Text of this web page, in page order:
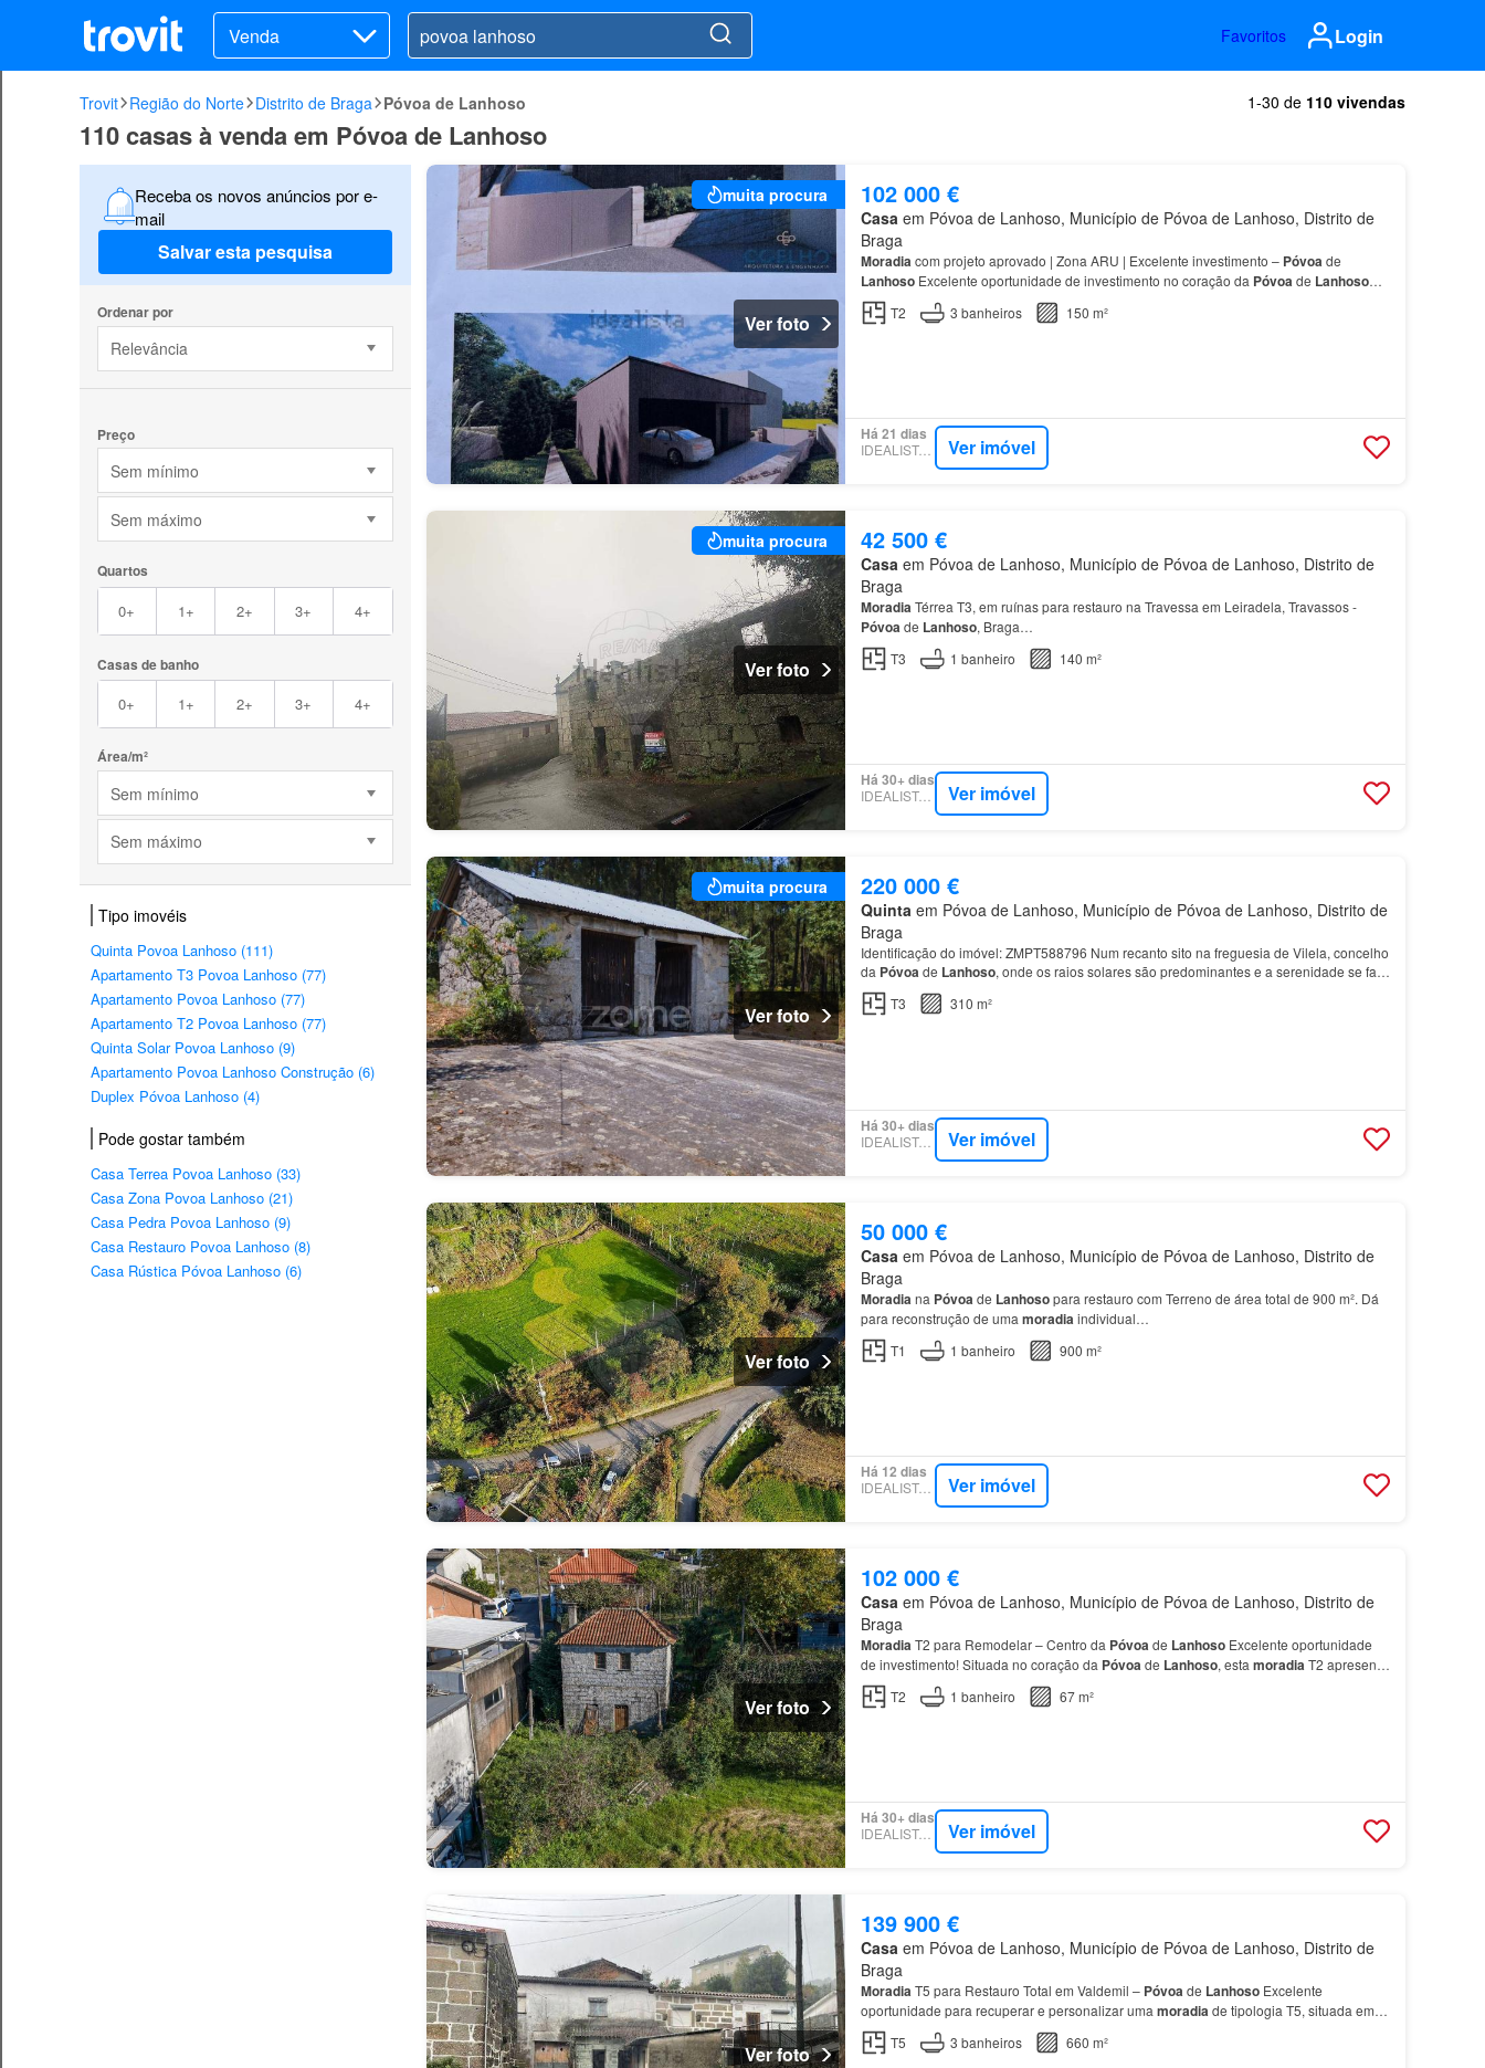
Venda Favoritos Login
Trovit Região do Norte Distrito de Braga Póvoa de Lanhoso 1-30 de 110 vivendas
110 casas à venda em Póvoa de Lanhoso
Receba os novos anúncios por e-
mail
Salvar esta pesquisa
Ordenar por
Relevância
Preço
Sem mínimo
Sem máximo
Quartos
0+ 1+ 2+ 3+ 4+
Casas de banho
0+ 1+ 2+ 3+ 4+
Área/m²
Sem mínimo
Sem máximo
Tipo imovéis
Quinta Povoa Lanhoso (111)
Apartamento T3 Povoa Lanhoso (77)
Apartamento Povoa Lanhoso (77)
Apartamento T2 Povoa Lanhoso (77)
Quinta Solar Povoa Lanhoso (9)
Apartamento Povoa Lanhoso Construção (6)
Duplex Póvoa Lanhoso (4)
Pode gostar também
Casa Terrea Povoa Lanhoso (33)
Casa Zona Povoa Lanhoso (21)
Casa Pedra Povoa Lanhoso (9)
Casa Restauro Povoa Lanhoso (8)
Casa Rústica Póvoa Lanhoso (6)
muita procura
Ver foto
102 000 €
Casaem Póvoa de Lanhoso, Município de Póvoa de Lanhoso, Distrito de
Braga
Moradiacom projeto aprovado | Zona ARU | Excelente investimento – Póvoade
LanhosoExcelente oportunidade de investimento no coração da Póvoade Lanhoso
Moradia
T2 para reconstrução, com projeto de reconstrução e ampliação j…
T2 3 banheiros 150 m²
Há 21 dias
IDEALISTA.PT Ver imóvel
muita procura
Ver foto
42 500 €
Casa em Póvoa de Lanhoso, Município de Póvoa de Lanhoso, Distrito de
Braga
MoradiaTérrea T3, em ruínas para restauro na Travessa em Leiradela, Travassos -
Póvoade Lanhoso, Braga…
T3
1 banheiro 140 m²
Há 30+ dias
IDEALISTA.PT Ver imóvel
muita procura
Ver foto
220 000 €
Quinta em Póvoa de Lanhoso, Município de Póvoa de Lanhoso, Distrito de
Braga
Identificação do imóvel: ZMPT588796 Num recanto sito na freguesia de Vilela, concelho
da Póvoade Lanhoso, onde os raios solares são predominantes e a serenidade se faz
presente, conheça esta fantástica
T3 310 m²
Há 30+ dias
IDEALISTA.PT Ver imóvel
Ver foto
50 000 €
Casa em Póvoa de Lanhoso, Município de Póvoa de Lanhoso, Distrito de
Braga
Moradiana Póvoade Lanhosopara restauro com Terreno de área total de 900 m². Dá
para reconstrução de uma moradiaindividual…
T1
1 banheiro 900 m²
Há 12 dias
IDEALISTA.PT Ver imóvel
Ver foto
102 000 €
Casa em Póvoa de Lanhoso, Município de Póvoa de Lanhoso, Distrito de
Braga
MoradiaT2 para Remodelar – Centro da Póvoade LanhosoExcelente oportunidade
de investimento! Situada no coração da Póvoade Lanhoso, esta moradiaT2 apresenta
um potencial extraordinário de valorização e beneficia de descon…
T2 1 banheiro 67 m²
Há 30+ dias
IDEALISTA.PT Ver imóvel
Ver foto
139 900 €
Casa em Póvoa de Lanhoso, Município de Póvoa de Lanhoso, Distrito de
Braga
MoradiaT5 para Restauro Total em Valdemil – Póvoade LanhosoExcelente
oportunidade para recuperar e personalizar uma moradiade tipologia T5, situada em
Valdemil,
Póvoa .…
T5 3 banheiros 660 m²